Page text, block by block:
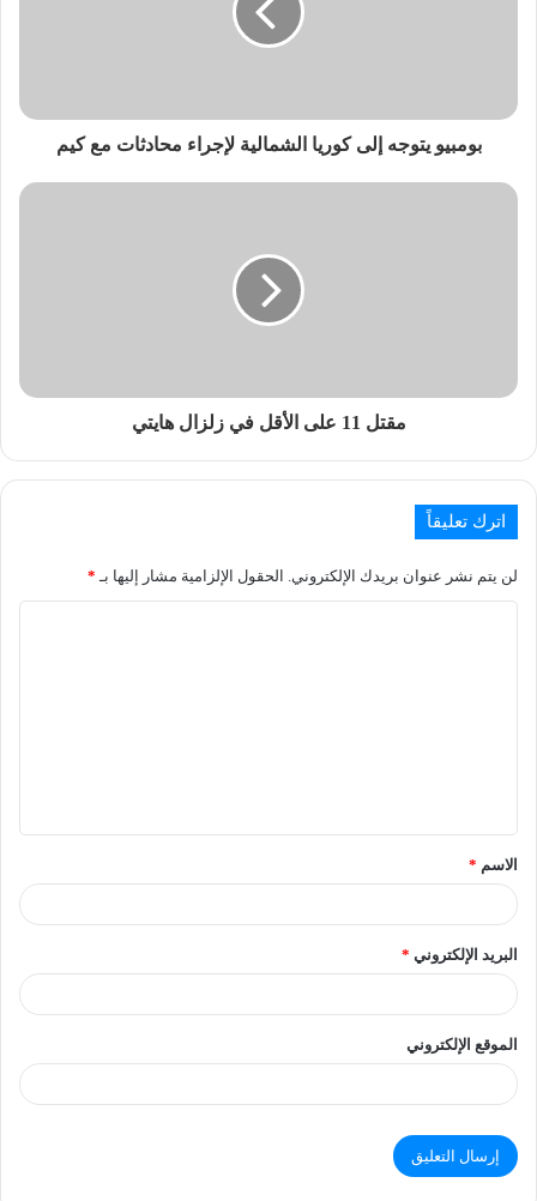
بومبيو يتوجه إلى كوريا الشمالية لإجراء محادثات مع كيم
مقتل 11 على الأقل في زلزال هايتي
اترك تعليقاً
لن يتم نشر عنوان بريدك الإلكتروني. الحقول الإلزامية مشار إليها بـ *
الاسم *
البريد الإلكتروني *
الموقع الإلكتروني